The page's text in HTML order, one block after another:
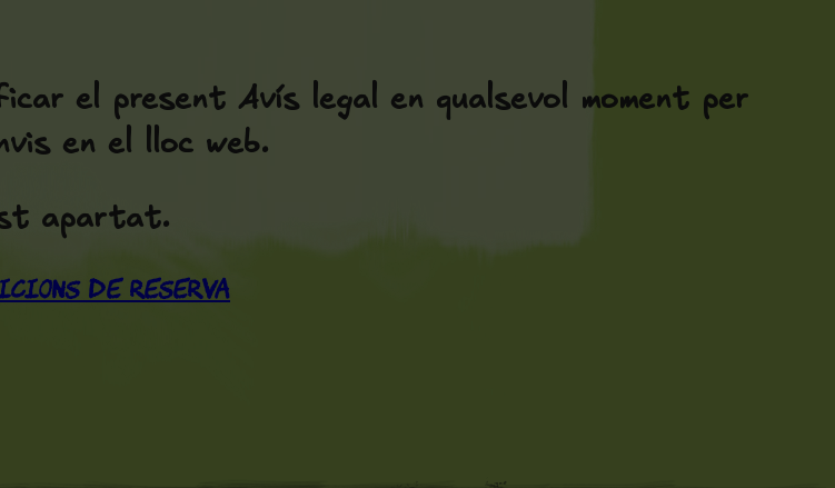
el present Avís legal en qualsevol moment per
en el lloc web.
apartat.
de Reserva